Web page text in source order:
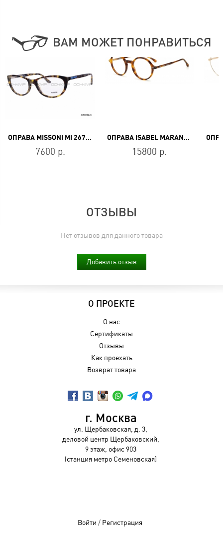
ВАМ МОЖЕТ ПОНРАВИТЬСЯ
ОПРАВА MISSONI MI 267 02
7600 р.
ОПРАВА ISABEL MARANT IM 0043 086
15800 р.
ОТЗЫВЫ
Нет отзывов для данного товара
Добавить отзыв
О ПРОЕКТЕ
О нас
Сертификаты
Отзывы
Как проехать
Возврат товара
г. Москва
ул. Щербаковская, д. 3,
деловой центр Щербаковский,
9 этаж, офис 903
(станция метро Семеновская)
Войти / Регистрация